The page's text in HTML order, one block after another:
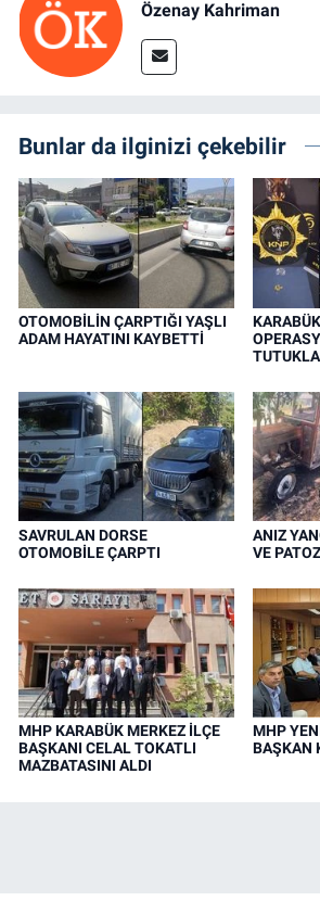
Özenay Kahriman
Bunlar da ilginizi çekebilir
OTOMOBİLİN ÇARPTIĞI YAŞLI
ADAM HAYATINI KAYBETTİ
SAVRULAN DORSE
OTOMOBİLE ÇARPTI
ANIZ
VE
MHP KARABÜK MERKEZ İLÇE
BAŞKANI CELAL TOKATLI
MAZBATASINI ALDI
MHP
BAŞKAN